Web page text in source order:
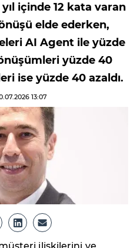
içinde 12 kata varan
elde ederken,
AI Agent ile yüzde
yüzde 40
ise yüzde 40 azaldı.
13:07